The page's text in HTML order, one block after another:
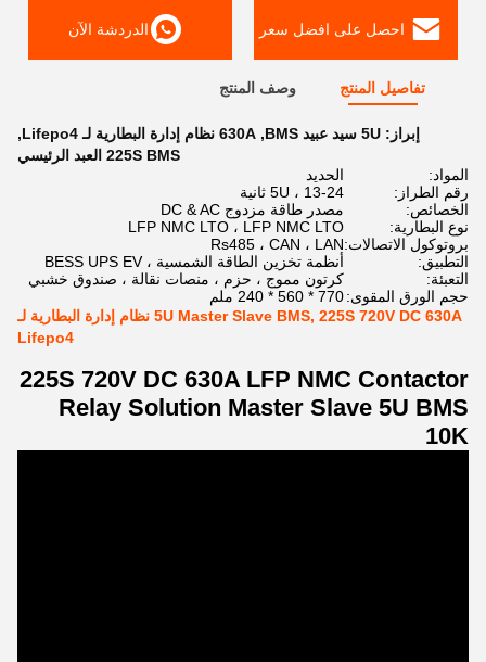
احصل على افضل سعر الدردشة الآن
تفاصيل المنتج وصف المنتج
إبراز: 5U سيد عبيد BMS , 630A نظام إدارة البطارية لـ Lifepo4
,
225S BMS العبد الرئيسي
المواد:
الحديد
رقم الطراز:
5U ، 13-24 ثانية
الخصائص:
مصدر طاقة مزدوج DC & AC
نوع البطارية:
LFP NMC LTO ، LFP NMC LTO
بروتوكول الاتصالات:Rs485 ، CAN ، LAN
التطبيق:
أنظمة تخزين الطاقة الشمسية ، BESS UPS EV
التعبئة:
كرتون مموج ، حزم ، منصات نقالة ، صندوق خشبي
حجم الورق المقوى:770 * 560 * 240 ملم
5U Master Slave BMS, 225S 720V DC 630A نظام إدارة البطارية لـ
Lifepo4
225S 720V DC 630A LFP NMC Contactor
Relay Solution Master Slave 5U BMS
10K